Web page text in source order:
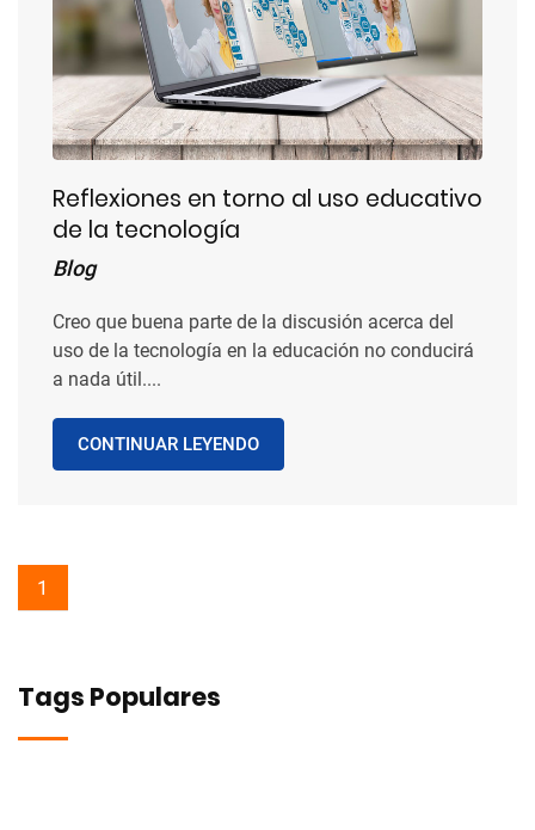
Reflexiones en torno al uso educativo
de la tecnología
Blog
Creo que buena parte de la discusión acerca del
uso de la tecnología en la educación no conducirá
a nada útil....
CONTINUAR LEYENDO
1
Tags Populares